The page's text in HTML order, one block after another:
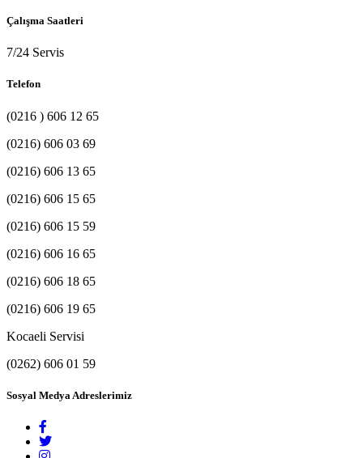
Çalışma Saatleri
7/24 Servis
Telefon
(0216 ) 606 12 65
(0216) 606 03 69
(0216) 606 13 65
(0216) 606 15 65
(0216) 606 15 59
(0216) 606 16 65
(0216) 606 18 65
(0216) 606 19 65
Kocaeli Servisi
(0262) 606 01 59
Sosyal Medya Adreslerimiz